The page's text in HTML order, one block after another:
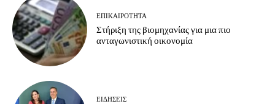
ΕΠΙΚΑΙΡΟΤΗΤΑ
Στήριξη της βιομηχανίας για μια πιο
ανταγωνιστική οικονομία
ΕΙΔΗΣΕΙΣ